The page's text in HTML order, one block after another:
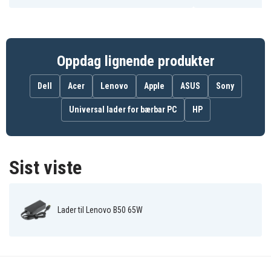
Lenovo G400 80A5
Lenovo G410
Lenovo G410 80A7
Lenovo G500 80A6
Lenovo G505
Lenovo G505 80AA
Lenovo G710
Lenovo G710 80AH
Lenovo M495
Lenovo M5400
Oppdag lignende produkter
Dell Acer Lenovo Apple ASUS Sony
Universal lader for bærbar PC HP
Sist viste
Lader til Lenovo B50 65W